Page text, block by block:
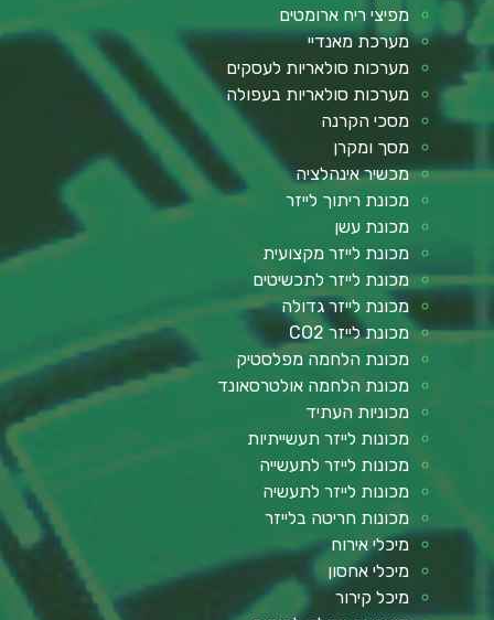
מפיצי ריח ארומטים
מערכת מאנדיי
מערכות סולאריות לעסקים
מערכות סולאריות בעפולה
מסכי הקרנה
מסך ומקרן
מכשיר אינהלציה
מכונת ריתוך לייזר
מכונת עשן
מכונת לייזר מקצועית
מכונת לייזר לתכשיטים
מכונת לייזר גדולה
מכונת לייזר CO2
מכונת הלחמה מפלסטיק
מכונת הלחמה אולטרסאונד
מכוניות העתיד
מכונות לייזר תעשייתיות
מכונות לייזר לתעשייה
מכונות לייזר לתעשיה
מכונות חריטה בלייזר
מיכלי אירוח
מיכלי אחסון
מיכל קירור